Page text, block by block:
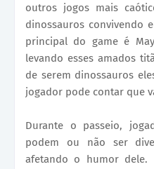
outros jogos mais
dinossauros convivendo
principal do game é
levando esses amados
de serem dinossauros
jogador pode contar que
Durante o passeio,
podem ou não ser
afetando o humor dele.